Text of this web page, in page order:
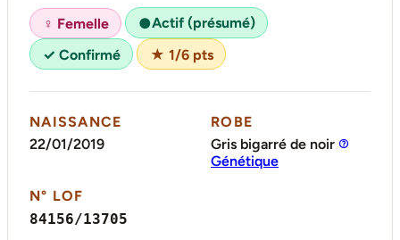
♀ Femelle ●Actif (présumé)
✓ Confirmé
★ 1/6 pts
NAISSANCE
22/01/2019
ROBE
Gris bigarré de noir
Génétique
N° LOF
84156/13705